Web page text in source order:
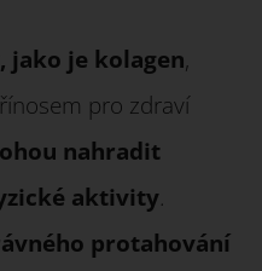
jako je kolagen,
pro zdraví
nahradit
aktivity.
protahování